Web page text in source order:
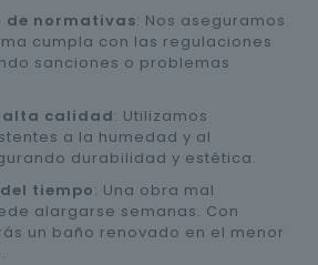
de normativas: Nos aseguramos
cumpla con las regulaciones
sanciones o problemas
alta calidad: Utilizamos
a la humedad y al
durabilidad y estética.
tiempo: Una obra mal
alargarse semanas. Con
un baño renovado en el menor